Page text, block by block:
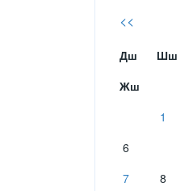
<<
Дш Шш
Жш
1
6
7
8